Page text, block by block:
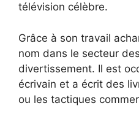
télévision célèbre.
Grâce à son travail
nom dans le secteur
divertissement. Il est
écrivain et a écrit des
ou les tactiques